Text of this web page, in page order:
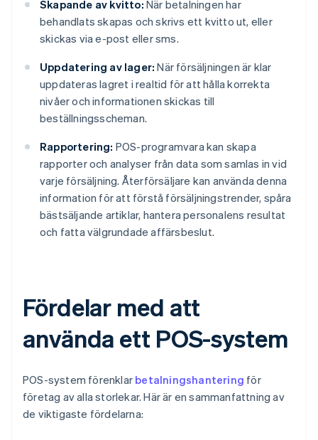
Skapande av kvitto: När betalningen har
behandlats skapas och skrivs ett kvitto ut, eller
skickas via e-post eller sms.
Uppdatering av lager: När försäljningen är klar
uppdateras lagret i realtid för att hålla korrekta
nivåer och informationen skickas till
beställningsscheman.
Rapportering: POS-programvara kan skapa
rapporter och analyser från data som samlas in vid
varje försäljning. Återförsäljare kan använda denna
information för att förstå försäljningstrender, spåra
bästsäljande artiklar, hantera personalens resultat
och fatta välgrundade affärsbeslut.
Fördelar med att
använda ett POS-system
POS-system förenklar betalningshantering för
företag av alla storlekar. Här är en sammanfattning av
de viktigaste fördelarna: